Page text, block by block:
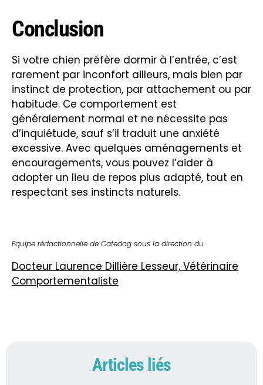
Conclusion
Si votre chien préfère dormir à l’entrée, c’est
rarement par inconfort ailleurs, mais bien par
instinct de protection, par attachement ou par
habitude. Ce comportement est
généralement normal et ne nécessite pas
d’inquiétude, sauf s’il traduit une anxiété
excessive. Avec quelques aménagements et
encouragements, vous pouvez l’aider à
adopter un lieu de repos plus adapté, tout en
respectant ses instincts naturels.
Equipe rédactionnelle de Catedog sous la direction du
Docteur Laurence Dillière Lesseur, Vétérinaire
Comportementaliste
Articles liés